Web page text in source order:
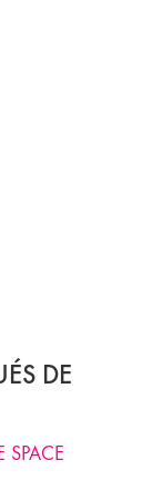
DE
SPACE